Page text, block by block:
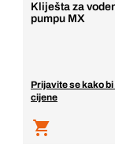
Kliješta za
pumpu MX
Prijavite se kako
cijene